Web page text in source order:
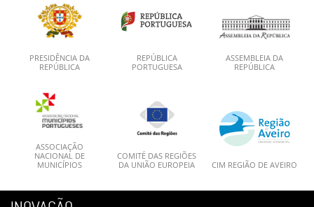
PRESIDÊNCIA DA
REPÚBLICA
REPÚBLICA
PORTUGUESA
ASSEMBLEIA DA
REPÚBLICA
ASSOCIAÇÃO
NACIONAL DE
MUNICÍPIOS
COMITÉ DAS REGIÕES
DA UNIÃO EUROPEIA
CIM REGIÃO DE AVEIRO